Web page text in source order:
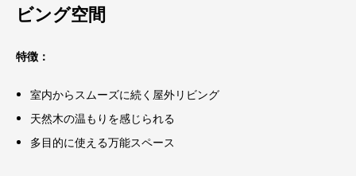
ビング空間
特徴：
室内からスムーズに続く屋外リビング
天然木の温もりを感じられる
多目的に使える万能スペース